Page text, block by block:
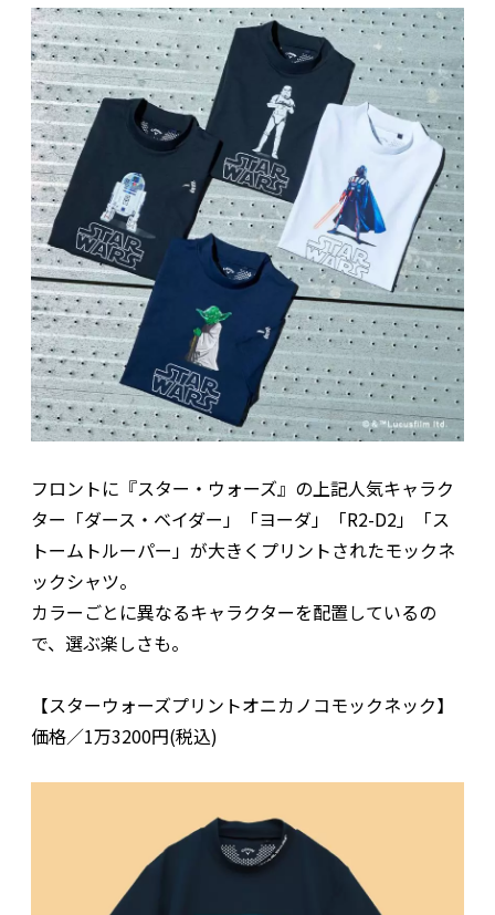
フロントに『スター・ウォーズ』の上記人気キャラク
ター「ダース・ベイダー」「ヨーダ」「R2-D2」「ス
トームトルーパー」が大きくプリントされたモックネ
ックシャツ。
カラーごとに異なるキャラクターを配置しているの
で、選ぶ楽しさも。
【スターウォーズプリントオニカノコモックネック】
価格／1万3200円(税込)